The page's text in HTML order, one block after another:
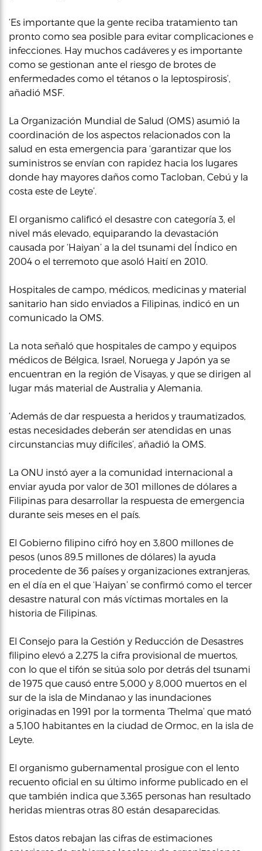
‘Es importante que la gente reciba tratamiento tan
pronto como sea posible para evitar complicaciones e
infecciones. Hay muchos cadáveres y es importante
como se gestionan ante el riesgo de brotes de
enfermedades como el tétanos o la leptospirosis’,
añadió MSF.
La Organización Mundial de Salud (OMS) asumió la
coordinación de los aspectos relacionados con la
salud en esta emergencia para ‘garantizar que los
suministros se envían con rapidez hacia los lugares
donde hay mayores daños como Tacloban, Cebú y la
costa este de Leyte’.
El organismo calificó el desastre con categoría 3, el
nivel más elevado, equiparando la devastación
causada por ‘Haiyan’ a la del tsunami del Índico en
2004 o el terremoto que asoló Haití en 2010.
Hospitales de campo, médicos, medicinas y material
sanitario han sido enviados a Filipinas, indicó en un
comunicado la OMS.
La nota señaló que hospitales de campo y equipos
médicos de Bélgica, Israel, Noruega y Japón ya se
encuentran en la región de Visayas, y que se dirigen al
lugar más material de Australia y Alemania.
‘Además de dar respuesta a heridos y traumatizados,
estas necesidades deberán ser atendidas en unas
circunstancias muy difíciles’, añadió la OMS.
La ONU instó ayer a la comunidad internacional a
enviar ayuda por valor de 301 millones de dólares a
Filipinas para desarrollar la respuesta de emergencia
durante seis meses en el país.
El Gobierno filipino cifró hoy en 3,800 millones de
pesos (unos 89.5 millones de dólares) la ayuda
procedente de 36 países y organizaciones extranjeras,
en el día en el que ‘Haiyan’ se confirmó como el tercer
desastre natural con más víctimas mortales en la
historia de Filipinas.
El Consejo para la Gestión y Reducción de Desastres
filipino elevó a 2,275 la cifra provisional de muertos,
con lo que el tifón se sitúa solo por detrás del tsunami
de 1975 que causó entre 5,000 y 8,000 muertos en el
sur de la isla de Mindanao y las inundaciones
originadas en 1991 por la tormenta ‘Thelma’ que mató
a 5,100 habitantes en la ciudad de Ormoc, en la isla de
Leyte.
El organismo gubernamental prosigue con el lento
recuento oficial en su último informe publicado en el
que también indica que 3,365 personas han resultado
heridas mientras otras 80 están desaparecidas.
Estos datos rebajan las cifras de estimaciones